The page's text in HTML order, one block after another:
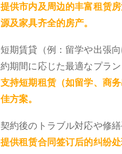
提供市内及周边的丰富租赁
源及家具齐全的房产。
短期賃貸（例：留学や出張
約期間に応じた最適なプラン
支持短期租赁（如留学、商
佳方案。
契約後のトラブル対応や修
提供租赁合同签订后的纠纷